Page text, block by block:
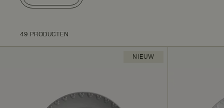
49 PRODUCTEN
NIEUW